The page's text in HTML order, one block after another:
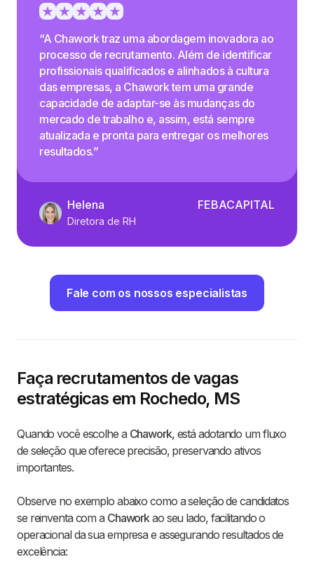
“A Chawork traz uma abordagem inovadora ao
processo de recrutamento. Além de identificar
profissionais qualificados e alinhados à cultura
das empresas, a Chawork tem uma grande
capacidade de adaptar-se às mudanças do
mercado de trabalho e, assim, está sempre
atualizada e pronta para entregar os melhores
resultados.”
Helena
Diretora de RH
FEBACAPITAL
Fale com os nossos especialistas
Faça recrutamentos de vagas
estratégicas em Rochedo, MS
Quando você escolhe a Chawork, está adotando um fluxo
de seleção que oferece precisão, preservando ativos
importantes.
Observe no exemplo abaixo como a seleção de candidatos
se reinventa com a Chaworkao seu lado, facilitando o
operacional da sua empresa e assegurando resultados de
excelência: